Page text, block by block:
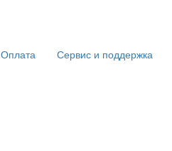
Оплата Сервис и поддержка